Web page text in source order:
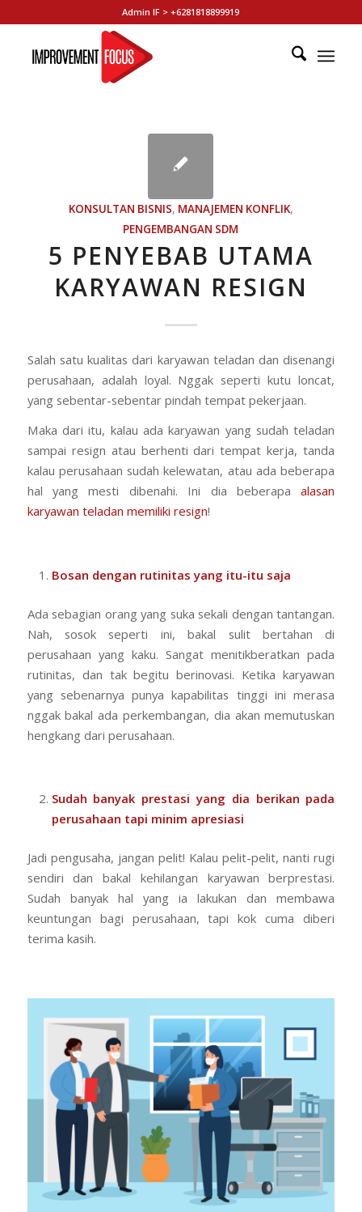
Admin IF > +6281818899919
KONSULTAN BISNIS, MANAJEMEN KONFLIK,
PENGEMBANGAN SDM
5 PENYEBAB UTAMA
KARYAWAN RESIGN
Salah satu kualitas dari karyawan teladan dan disenangi
perusahaan, adalah loyal. Nggak seperti kutu loncat,
yang sebentar-sebentar pindah tempat pekerjaan.
Maka dari itu, kalau ada karyawan yang sudah teladan
sampai resign atau berhenti dari tempat kerja, tanda
kalau perusahaan sudah kelewatan, atau ada beberapa
hal yang mesti dibenahi. Ini dia beberapaalasan
karyawan teladan memiliki resign!
Bosan dengan rutinitas yang itu-itu saja
Ada sebagian orang yang suka sekali dengan tantangan.
Nah, sosok seperti ini, bakal sulit bertahan di
perusahaan yang kaku. Sangat menitikberatkan pada
rutinitas, dan tak begitu berinovasi. Ketika karyawan
yang sebenarnya punya kapabilitas tinggi ini merasa
nggak bakal ada perkembangan, dia akan memutuskan
hengkang dari perusahaan.
Sudah banyak prestasi yang dia berikan pada
perusahaan tapi minim apresiasi
Jadi pengusaha, jangan pelit! Kalau pelit-pelit, nanti rugi
sendiri dan bakal kehilangan karyawan berprestasi.
Sudah banyak hal yang ia lakukan dan membawa
keuntungan bagi perusahaan, tapi kok cuma diberi
terima kasih.